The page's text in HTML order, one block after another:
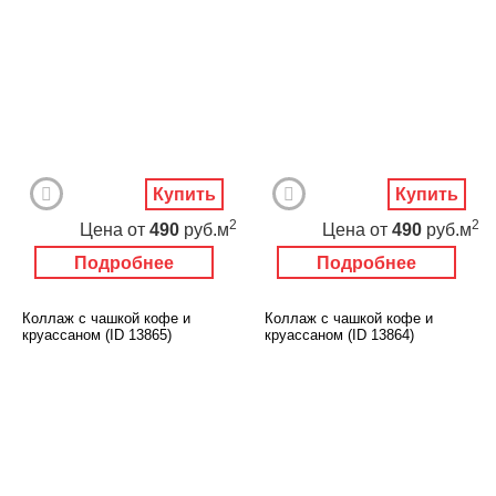
Подробнее
Цена от 490 руб.м2
Купить
Подробнее
Цена от 490 руб.м2
Купить
Коллаж с чашкой кофе и
круассаном (ID 13865)
Коллаж с чашкой кофе и
круассаном (ID 13864)